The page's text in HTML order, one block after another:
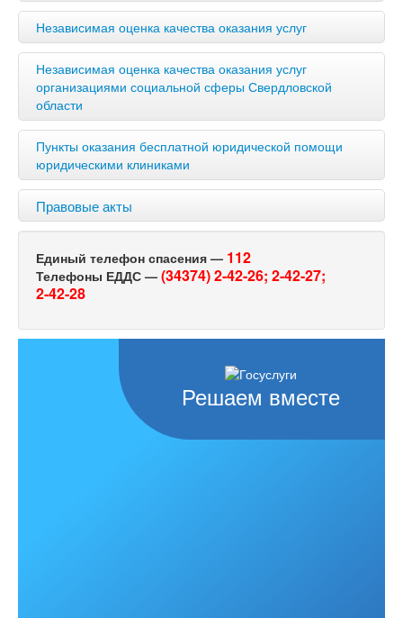
Независимая оценка качества оказания услуг
Независимая оценка качества оказания услуг
организациями социальной сферы Свердловской
области
Пункты оказания бесплатной юридической помощи
юридическими клиниками
Правовые акты
Единый телефон спасения — 112
Телефоны ЕДДС — (34374) 2-42-26; 2-42-27;
2-42-28
Решаем вместе